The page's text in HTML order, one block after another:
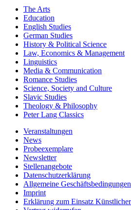
The Arts
Education
English Studies
German Studies
History & Political Science
Law, Economics & Management
Linguistics
Media & Communication
Romance Studies
Science, Society and Culture
Slavic Studies
Theology & Philosophy
Peter Lang Classics
Veranstaltungen
News
Probeexemplare
Newsletter
Stellenangebote
Datenschutzerklärung
Allgemeine Geschäftsbedingungen
Imprint
Erklärung zum Einsatz